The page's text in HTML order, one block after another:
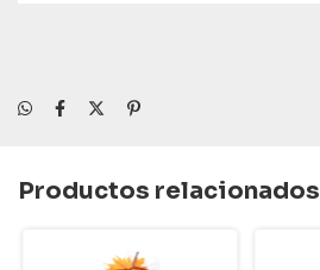
Productos relacionados